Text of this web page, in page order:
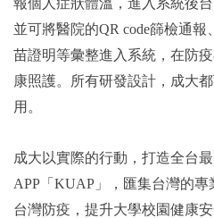
並可將醫院的QR code篩檢通
苗證明等彙整進入系統，在防
康照護。所有研發設計，成大
用。
成大以實際的行動，打造全台
APP「KUAP」，匯集台灣的
台灣防疫，提升大學校園健康